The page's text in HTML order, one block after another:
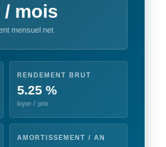
/ mois
mensuel net
RENDEMENT BRUT
5.25 %
loyer / prix
AMORTISSEMENT / AN